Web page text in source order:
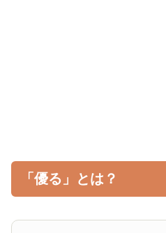
「優る」とは？